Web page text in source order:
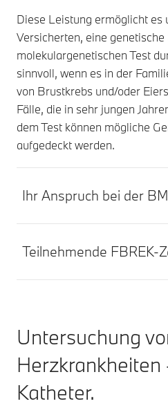
Diese Leistung ermöglicht es
Versicherten, eine
molekulargenetischen Test
sinnvoll, wenn es in der
von Brustkrebs und/oder
Fälle, die in sehr jungen
dem Test können mögliche
aufgedeckt werden.
Ihr Anspruch bei der
Teilnehmende FBREK-
Untersuchung
Herzkrankheiten
Katheter.